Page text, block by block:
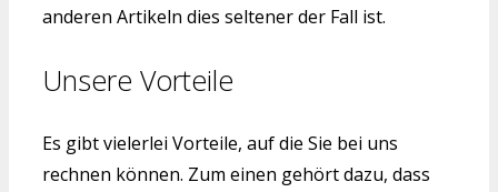
anderen Artikeln dies seltener der Fall ist.
Unsere Vorteile
Es gibt vielerlei Vorteile, auf die Sie bei uns
rechnen können. Zum einen gehört dazu, dass